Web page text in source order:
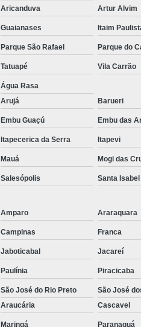
Aricanduva Artur Alvim
Guaianases Itaim
Parque São Rafael Parque do
Tatuapé Vila Carrão
Água Rasa
Arujá Barueri
Embu Guaçú Embu das
Itapecerica da Serra Itapevi
Mauá Mogi das
Salesópolis Santa Isabel
Amparo Araraquara
Campinas Franca
Jaboticabal Jacareí
Paulínia Piracicaba
São José do Rio Preto São José
Araucária Cascavel
Maringá Paranaguá